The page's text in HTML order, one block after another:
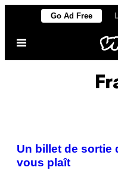
content
Go Ad Free
Open
Un billet de sortie
vous plaît